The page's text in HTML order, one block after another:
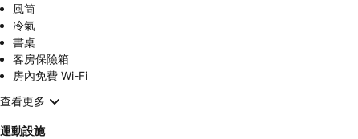
風筒
冷氣
書桌
客房保險箱
房內免費 Wi-Fi
查看更多
運動設施